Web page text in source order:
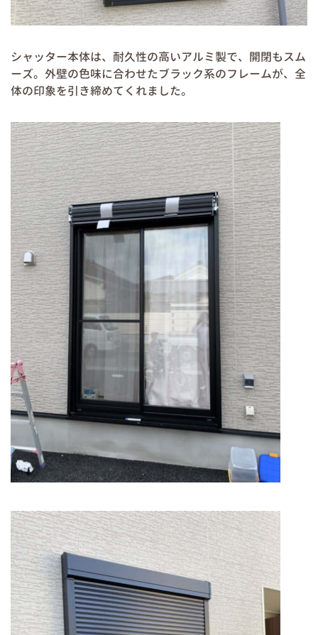
シャッター本体は、耐久性の高いアルミ製で、開閉もスム
ーズ。外壁の色味に合わせたブラック系のフレームが、全
体の印象を引き締めてくれました。